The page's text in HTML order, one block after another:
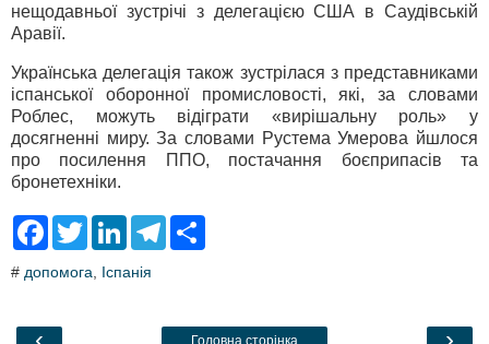
нещодавньої зустрічі з делегацією США в Саудівській
Аравії.
Українська делегація також зустрілася з представниками
іспанської оборонної промисловості, які, за словами
Роблес, можуть відіграти «вирішальну роль» у
досягненні миру. За словами Рустема Умерова йшлося
про посилення ППО, постачання боєприпасів та
бронетехніки.
F
e
o
T
t
L
k
T
a
# допомога Іспанія
Головна сторінка